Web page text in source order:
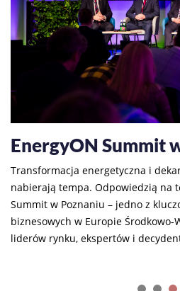
23
HYPOTHESIS
07
EnergyON Summit
Transformacja energetyczna i
nabierają tempa. Odpowiedzią na
Summit w Poznaniu – jedno z
biznesowych w Europie Środkowo-
liderów rynku, ekspertów i